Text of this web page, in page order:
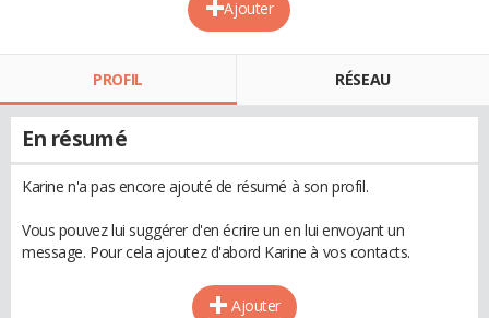
Ajouter
PROFIL RÉSEAU
En résumé
Karine n'a pas encore ajouté de résumé à son profil.
Vous pouvez lui suggérer d'en écrire un en lui envoyant un
message. Pour cela ajoutez d'abord Karine à vos contacts.
Ajouter